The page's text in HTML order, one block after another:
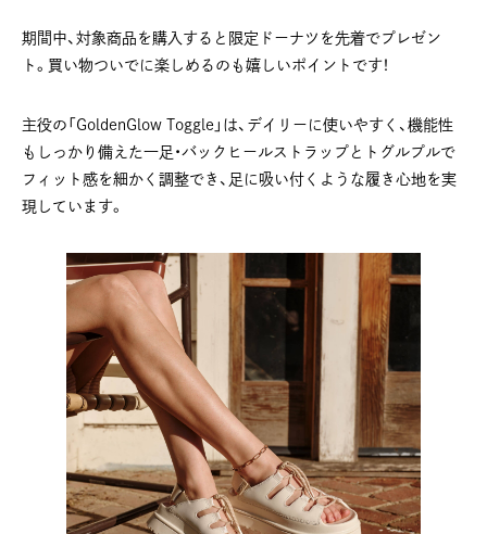
期間中、対象商品を購入すると限定ドーナツを先着でプレゼン
ト。買い物ついでに楽しめるのも嬉しいポイントです！
主役の「GoldenGlow Toggle」は、デイリーに使いやすく、機能性
もしっかり備えた一足・バックヒールストラップとトグルプルで
フィット感を細かく調整でき、足に吸い付くような履き心地を実
現しています。